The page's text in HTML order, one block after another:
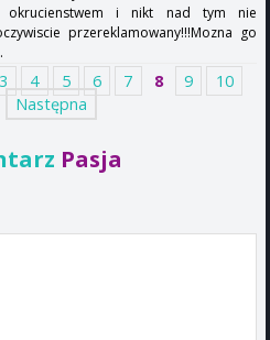
okrucienstwem i nikt nad tym nie
przereklamowany!!!Mozna go
3 4 5 6 7 8 9
10
Następna
Pasja